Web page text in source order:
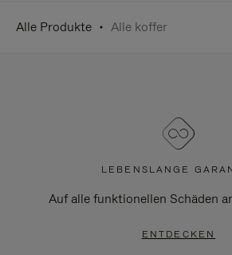
Alle Produkte Alle koffer
LEBENSLANGE
Auf alle funktionellen Schäden
ENTDECKEN